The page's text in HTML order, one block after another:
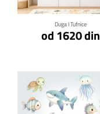
Duga I Tufnice
od 1620 din